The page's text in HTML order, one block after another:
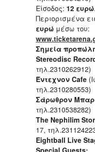
Είσοδος: 12 ευρώ
Περιορισμένα
ευρώ μέσω του:
Σημεία
Stereodisc
τηλ.2310262912)
Έντεχνον Cafe
τηλ.2310280553)
Σάρωθρον Μπαρ
τηλ.2310538282)
The Nephilim
17,
Eightball Live